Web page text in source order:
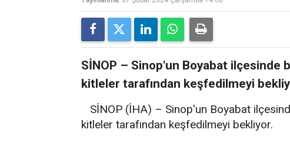
SİNOP – Sinop'un Boyabat ilçesinde
kitleler tarafından keşfedilmeyi
SİNOP (İHA) – Sinop'un Boyabat
kitleler tarafından keşfedilmeyi bekliyor.